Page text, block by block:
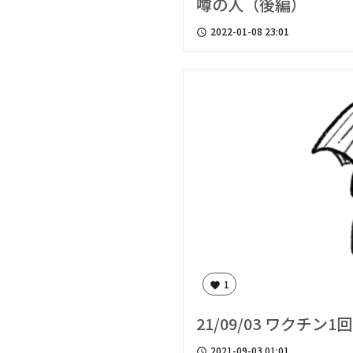
access_time 2022-01-08 23:01
favorite 1
21/09/03 ワクチン1
2021-09-03 01:01